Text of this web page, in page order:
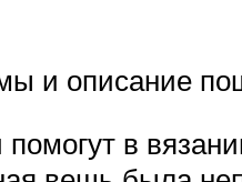
и описание
в